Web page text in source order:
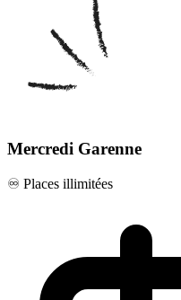
Mercredi Garenne
♾️ Places illimitées